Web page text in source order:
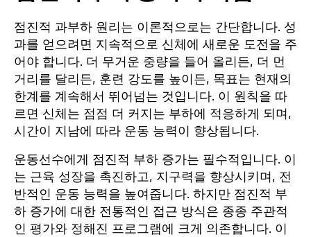
점진적 과부하 원리는 이론적으로는 간단합니다. 성
과를 얻으려면 지속적으로 신체에 새로운 도전을 주
어야 합니다. 더 무거운 중량을 들어 올리든, 더 먼
거리를 달리든, 훈련 강도를 높이든, 목표는 현재의
한계를 계속해서 뛰어넘는 것입니다. 이 원칙을 따
르면 신체는 점점 더 커지는 부하에 적응하게 되며,
시간이 지남에 따라 운동 능력이 향상됩니다.
운동선수에게 점진적 부하 증가는 필수적입니다. 이
는 근육 성장을 촉진하고, 지구력을 향상시키며, 전
반적인 운동 능력을 높여줍니다. 하지만 점진적 부
하 증가에 대한 전통적인 접근 방식은 종종 주관적
인 평가와 정해진 프로그램에 크게 의존합니다. 이